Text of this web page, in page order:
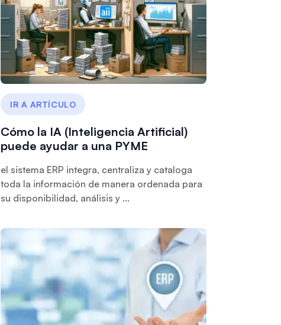
IR A ARTÍCULO
Cómo la IA (Inteligencia Artificial)
puede ayudar a una PYME
el sistema ERP integra, centraliza y cataloga
toda la información de manera ordenada para
su disponibilidad, análisis y ...